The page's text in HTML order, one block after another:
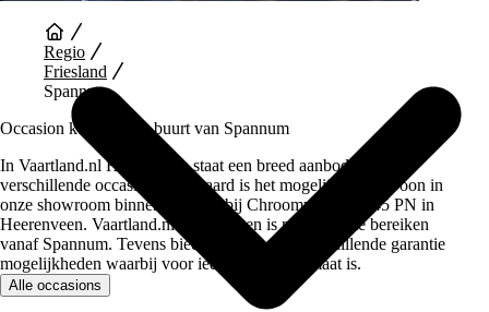
Regio
Friesland
Spannum
Occasion kopen in de buurt van Spannum
In Vaartland.nl Heerenveen staat een breed aanbod van
verschillende occasions. Uiteraard is het mogelijk om gewoon in
onze showroom binnen te lopen bij Chroomweg 4, 8445 PN in
Heerenveen. Vaartland.nl Heerenveen is makkelijk te bereiken
vanaf Spannum. Tevens biedt Vaartland.nl verschillende garantie
mogelijkheden waarbij voor iedereen iets op maat is.
Alle occasions